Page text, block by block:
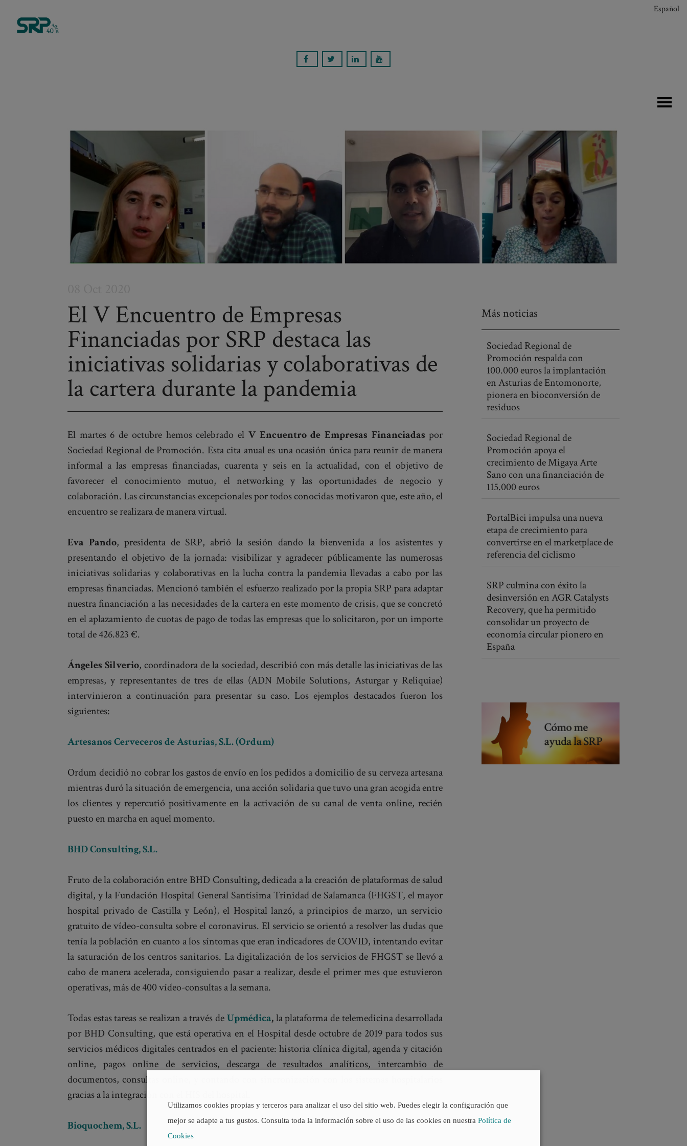
El V Encuentro de Empresas
Financiadas por SRP destaca las
iniciativas solidarias y colaborativas de
la cartera durante la pandemia
El martes 6 de octubre hemos celebrado el V Encuentro de Empresas Financiadaspor
Sociedad Regional de Promoción. Esta cita anual es una ocasión única para reunir de manera
informal a las empresas financiadas, cuarenta y seis en la actualidad, con el objetivo de
favorecer el conocimiento mutuo, el networking y las oportunidades de negocio y
colaboración. Las circunstancias excepcionales por todos conocidas motivaron que, este año, el
encuentro se realizara de manera virtual.
Eva Pando, presidenta de SRP, abrió la sesión dando la bienvenida a los asistentes y
presentando el objetivo de la jornada: visibilizar y agradecer públicamente las numerosas
iniciativas solidarias y colaborativas en la lucha contra la pandemia llevadas a cabo por las
empresas financiadas. Mencionó también el esfuerzo realizado por la propia SRP para adaptar
nuestra financiación a las necesidades de la cartera en este momento de crisis, que se concretó
en el aplazamiento de cuotas de pago de todas las empresas que lo solicitaron, por un importe
total de 426.823 €.
Ángeles Silverio, coordinadora de la sociedad, describió con más detalle las iniciativas de las
empresas, y representantes de tres de ellas (ADN Mobile Solutions, Asturgar y Reliquiae)
intervinieron a continuación para presentar su caso. Los ejemplos destacados fueron los
siguientes:
Artesanos Cerveceros de Asturias, S.L. (Ordum)
Ordum decidió no cobrar los gastos de envío en los pedidos a domicilio de su cerveza artesana
mientras duró la situación de emergencia, una acción solidaria que tuvo una gran acogida entre
los clientes y repercutió positivamente en la activación de su canal de venta online, recién
puesto en marcha en aquel momento.
BHD Consulting, S.L.
Fruto de la colaboración entre BHD Consulting, dedicada a la creación de plataformas de salud
digital, y la Fundación Hospital General Santísima Trinidad de Salamanca (FHGST, el mayor
hospital privado de Castilla y León), el Hospital lanzó, a principios de marzo, un servicio
gratuito de vídeo-consulta sobre el coronavirus. El servicio se orientó a resolver las dudas que
tenía la población en cuanto a los síntomas que eran indicadores de COVID, intentando evitar
la saturación de los centros sanitarios. La digitalización de los servicios de FHGST se llevó a
cabo de manera acelerada, consiguiendo pasar a realizar, desde el primer mes que estuvieron
operativas, más de 400 vídeo-consultas a la semana.
Todas estas tareas se realizan a través deUpmédica,la plataforma de telemedicina desarrollada
por BHD Consulting, que está operativa en el Hospital desde octubre de 2019 para todos sus
servicios médicos digitales centrados en el paciente: historia clínica digital, agenda y citación
online, pagos online de servicios, descarga de resultados analíticos, intercambio de
documentos, consultas online, y contando con sincronización con los sistemas hospitalarios
gracias a la integración con el HIS del hospital.
Bioquochem, S.L.
Más noticias
Sociedad Regional de
Promoción respalda con
100.000 euros la implantación
en Asturias de Entomonorte,
pionera en bioconversión de
residuos
Sociedad Regional de
Promoción apoya el
crecimiento de Migaya Arte
Sano con una financiación de
115.000 euros
PortalBici impulsa una nueva
etapa de crecimiento para
convertirse en el marketplace de
referencia del ciclismo
SRP culmina con éxito la
desinversión en AGR Catalysts
Recovery, que ha permitido
consolidar un proyecto de
economía circular pionero en
España
Post
navigation
Español
Utilizamos cookies propias y terceros para analizar el uso del sitio web. Puedes elegir la configuración que
mejor se adapte a tus gustos. Consulta toda la información sobre el uso de las cookies en nuestra Política de
Cookies